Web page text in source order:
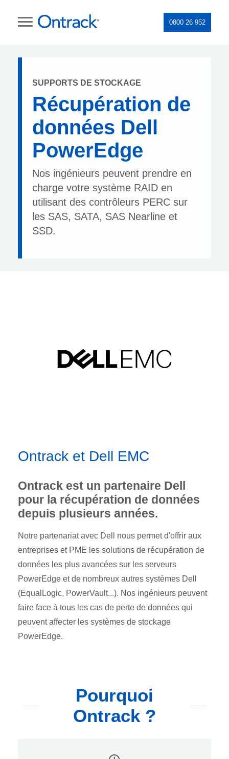
0800 26 952
SUPPORTS DE STOCKAGE
Récupération de
données Dell
PowerEdge
Nos ingénieurs peuvent prendre en
charge votre système RAID en
utilisant des contrôleurs PERC sur
les SAS, SATA, SAS Nearline et
SSD.
Ontrack et Dell EMC
Ontrack est un partenaire Dell
pour la récupération de données
depuis plusieurs années.
Notre partenariat avec Dell nous permet d'offrir aux
entreprises et PME les solutions de récupération de
données les plus avancées sur les serveurs
PowerEdge et de nombreux autres systèmes Dell
(EqualLogic, PowerVault...). Nos ingénieurs peuvent
faire face à tous les cas de perte de données qui
peuvent affecter les systèmes de stockage
PowerEdge.
Pourquoi
Ontrack ?